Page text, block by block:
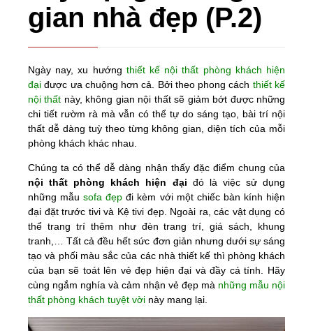
gian nhà đẹp (P.2)
Ngày nay, xu hướng thiết kế nội thất phòng khách hiện
đại được ưa chuộng hơn cả. Bởi theo phong cách thiết kế
nội thất này, không gian nội thất sẽ giảm bớt được những
chi tiết rườm rà mà vẫn có thể tự do sáng tạo, bài trí nội
thất dễ dàng tuỳ theo từng không gian, diện tích của mỗi
phòng khách khác nhau.
Chúng ta có thể dễ dàng nhận thấy đặc điểm chung của
nội thất phòng khách
hiện đại đó là việc sử dụng
những mẫusofa đẹp đi kèm với một chiếc bàn kính hiện
đại đặt trước tivi và Kệ tivi đẹp. Ngoài ra, các vật dụng có
thể trang trí thêm như đèn trang trí, giá sách, khung
tranh,… Tất cả đều hết sức đơn giản nhưng dưới sự sáng
tạo và phối màu sắc của các nhà thiết kế thì phòng khách
của bạn sẽ toát lên vẻ đẹp hiện đại và đầy cá tính. Hãy
cùng ngắm nghía và cảm nhận vẻ đẹp mà những mẫu nội
thất phòng khách tuyệt vời này mang lại.